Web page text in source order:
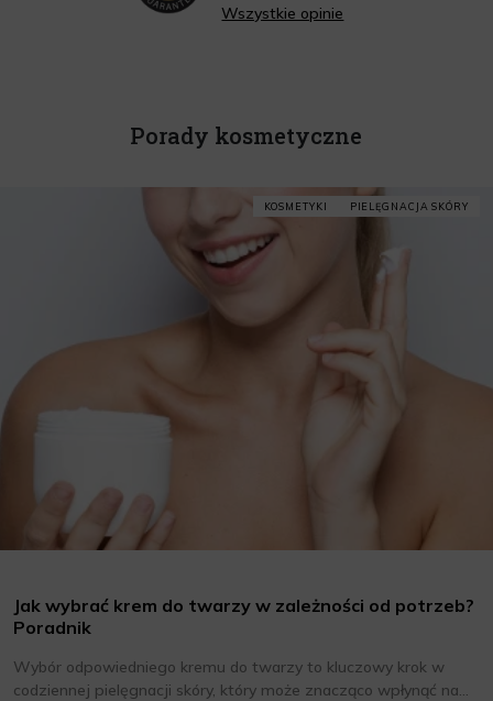
Wszystkie opinie
Porady kosmetyczne
KOSMETYKI PIELĘGNACJA SKÓRY
Jak wybrać krem do twarzy w zależności od potrzeb?
Poradnik
Wybór odpowiedniego kremu do twarzy to kluczowy krok w
codziennej pielęgnacji skóry, który może znacząco wpłynąć na